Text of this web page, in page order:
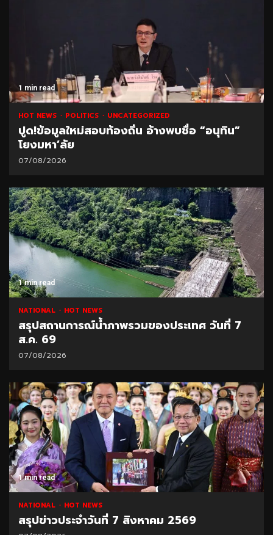
1 min read
HOT NEWS POLITICS UNCATEGORIZED
ปูด!ข้อมูลใหม่สอบท้องถิ่น อ้างพบชื่อ “อนุทิน”
โยงมหา’ลัย
07/08/2026
1 min read
NATIONAL HOT NEWS
สรุปสถานการณ์น้ำภาพรวมของประเทศ วันที่ 7
ส.ค. 69
07/08/2026
1 min read
NATIONAL HOT NEWS
สรุปข่าวประจำวันที่ 7 สิงหาคม 2569